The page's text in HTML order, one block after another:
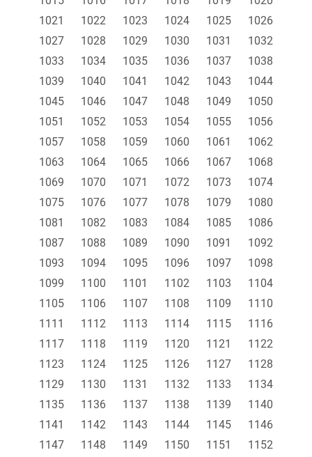
1021
1022 1023 1024 1025
1026
1027
1028 1029 1030 1031
1032
1033
1034 1035 1036 1037
1038
1039
1040 1041 1042 1043
1044
1045
1046 1047 1048 1049
1050
1051
1052 1053 1054 1055
1056
1057
1058 1059 1060 1061
1062
1063
1064 1065 1066 1067
1068
1069
1070 1071 1072 1073
1074
1075
1076 1077 1078 1079
1080
1081
1082 1083 1084 1085
1086
1087
1088 1089 1090 1091
1092
1093
1094 1095 1096 1097
1098
1099
1100 1101 1102 1103
1104
1105
1106 1107 1108 1109
1110
1111
1112 1113 1114 1115
1116
1117
1118 1119 1120 1121
1122
1123
1124 1125 1126 1127
1128
1129
1130 1131 1132 1133
1134
1135
1136 1137 1138 1139
1140
1141
1142 1143 1144 1145
1146
1147
1148 1149 1150 1151 1152